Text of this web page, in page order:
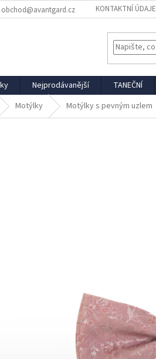
obchod@avantgard.cz KONTAKTNÍ ÚDAJE
Nejprodávanější TANEČNÍ
Motýlky Motýlky s pevným uzlem